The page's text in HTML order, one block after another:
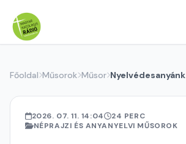
Főoldal Műsorok Műsor Nyelvédesanyánk
2026. 07. 11. 14:04
24 PERC
NÉPRAJZI ÉS ANYANYELVI MŰSOROK